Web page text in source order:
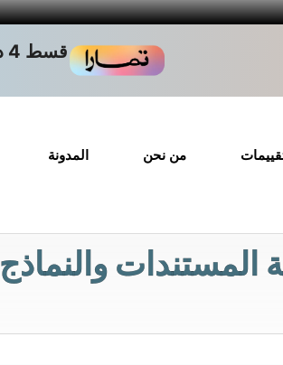
قسط 4 دفعات بنفس السعر
من نحن المدونة
المستندات والنماذج